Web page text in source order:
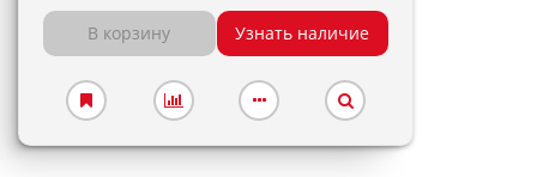
В корзину Узнать наличие